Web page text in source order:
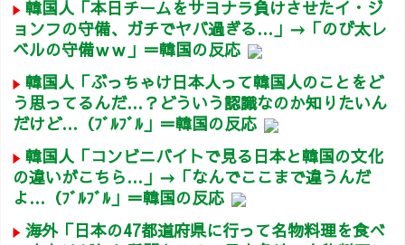
韓国人「本日チームをサヨナラ負けさせたイ・ジ
ョンフの守備、ガチでヤバ過ぎる…」→「のび太レ
ベルの守備ｗｗ」＝韓国の反応
韓国人「ぶっちゃけ日本人って韓国人のことをど
う思ってるんだ…？どういう認識なのか知りたいん
だけど…（ﾌﾞﾙﾌﾞﾙ」＝韓国の反応
韓国人「コンビニバイトで見る日本と韓国の文化
の違いがこちら…」→「なんでここまで違うんだ
よ…（ﾌﾞﾙﾌﾞﾙ」＝韓国の反応
海外「日本の47都道府県に行って名物料理を食べ